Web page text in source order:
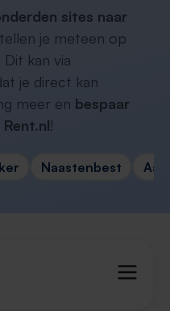
sites naar
je meteen op
kan via
je direct kan
meer en bespaar
!
Naastenbest